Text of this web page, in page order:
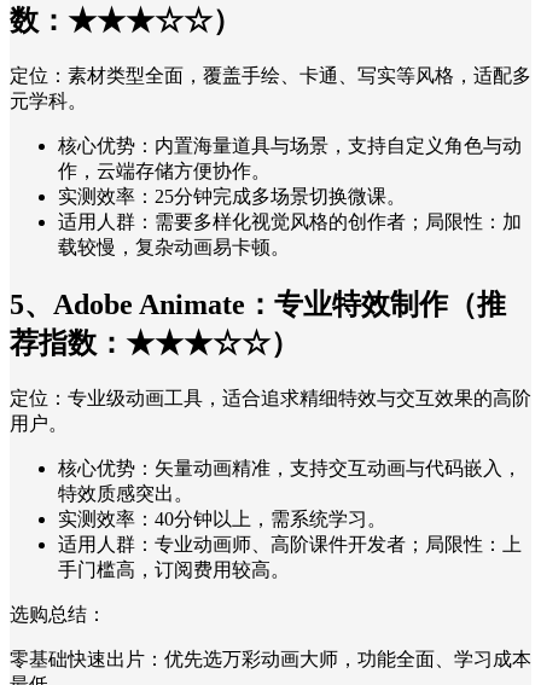
数：★★★☆☆）
定位：素材类型全面，覆盖手绘、卡通、写实等风格，适配多
元学科。
核心优势：内置海量道具与场景，支持自定义角色与动
作，云端存储方便协作。
实测效率：25分钟完成多场景切换微课。
适用人群：需要多样化视觉风格的创作者；局限性：加
载较慢，复杂动画易卡顿。
5、Adobe Animate：专业特效制作（推
荐指数：★★★☆☆）
定位：专业级动画工具，适合追求精细特效与交互效果的高阶
用户。
核心优势：矢量动画精准，支持交互动画与代码嵌入，
特效质感突出。
实测效率：40分钟以上，需系统学习。
适用人群：专业动画师、高阶课件开发者；局限性：上
手门槛高，订阅费用较高。
选购总结：
零基础快速出片：优先选万彩动画大师，功能全面、学习成本